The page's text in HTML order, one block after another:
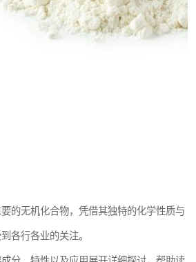
的无机化合物，凭借其独特的化学性质与
各行各业的关注。